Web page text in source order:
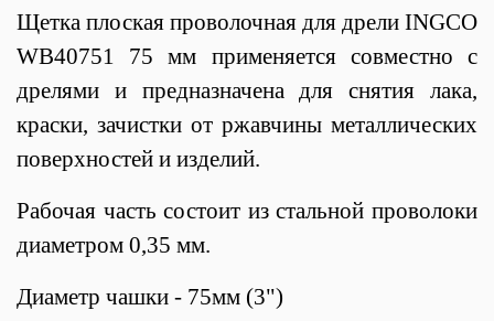
Щетка плоская проволочная для дрели INGCO
WB40751 75 мм применяется совместно с
дрелями и предназначена для снятия лака,
краски, зачистки от ржавчины металлических
поверхностей и изделий.
Рабочая часть состоит из стальной проволоки
диаметром 0,35 мм.
Диаметр чашки - 75мм (3")